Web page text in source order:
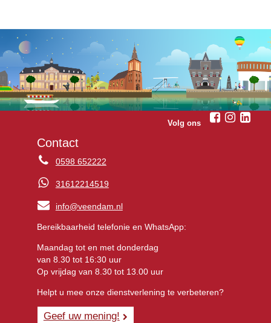
Volg ons
Contact
0598 652222
31612214519
info@veendam.nl
Bereikbaarheid telefonie en WhatsApp:
Maandag tot en met donderdag
van 8.30 tot 16:30 uur
Op vrijdag van 8.30 tot 13.00 uur
Helpt u mee onze dienstverlening te verbeteren?
Geef uw mening!